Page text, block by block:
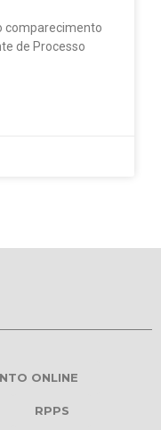
comparecimento
de Processo
ONLINE
RPPS